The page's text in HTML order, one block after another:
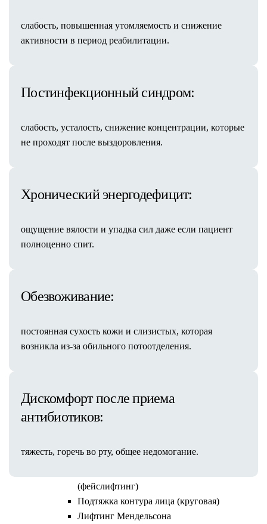
Уходовые процедуры
Пилинги
Чистка лица
Постковидное восстановление кожи и
волос
Консультация косметолога
Результаты процедур
Пластическая хирургия
Лицо
Височный лифтинг
(чеклифтинг)
Периорбитопластика
Нижняя блефаропластика
Кантопластика
(фейслифтинг)
Подтяжка контура лица (круговая)
Лифтинг Мендельсона
слабость, повышенная утомляемость и снижение
активности в период реабилитации.
Постинфекционный синдром:
слабость, усталость, снижение концентрации, которые
не проходят после выздоровления.
Хронический энергодефицит:
ощущение вялости и упадка сил даже если пациент
полноценно спит.
Обезвоживание:
постоянная сухость кожи и слизистых, которая
возникла из-за обильного потоотделения.
Дискомфорт после приема
антибиотиков:
тяжесть, горечь во рту, общее недомогание.
Противопоказания